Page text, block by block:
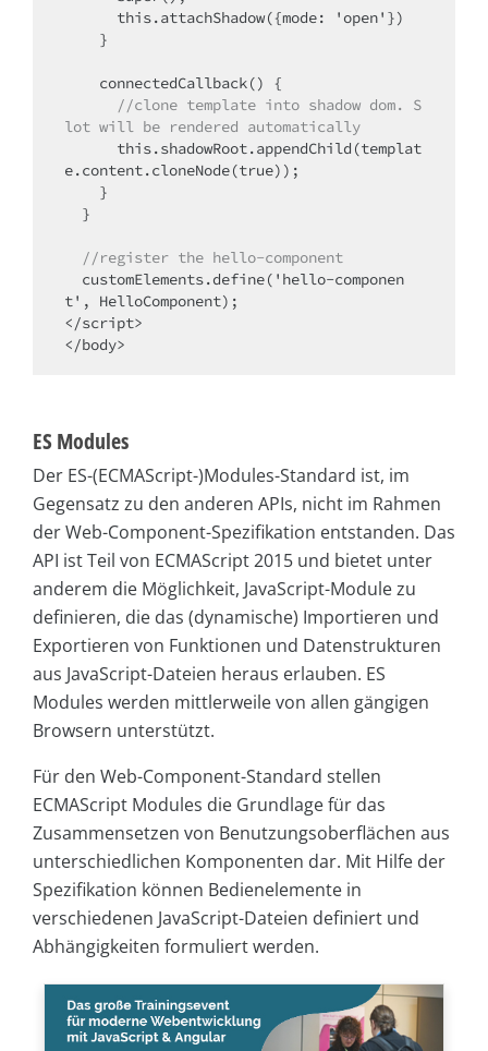
lot will be rendered automatically
e.content.cloneNode(true));
//register the hello-component
t', HelloComponent);
</script>
</body>
ES Modules
Der ES-(ECMAScript-)Modules-Standard ist, im
Gegensatz zu den anderen APIs, nicht im Rahmen
der Web-Component-Spezifikation entstanden. Das
API ist Teil von ECMAScript 2015 und bietet unter
anderem die Möglichkeit, JavaScript-Module zu
definieren, die das (dynamische) Importieren und
Exportieren von Funktionen und Datenstrukturen
aus JavaScript-Dateien heraus erlauben. ES
Modules werden mittlerweile von allen gängigen
Browsern unterstützt.
Für den Web-Component-Standard stellen
ECMAScript Modules die Grundlage für das
Zusammensetzen von Benutzungsoberflächen aus
unterschiedlichen Komponenten dar. Mit Hilfe der
Spezifikation können Bedienelemente in
verschiedenen JavaScript-Dateien definiert und
Abhängigkeiten formuliert werden.